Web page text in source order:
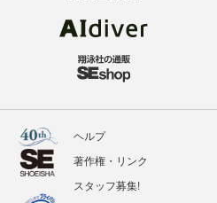
ヘルプ
著作権・リンク
スタッフ募集!